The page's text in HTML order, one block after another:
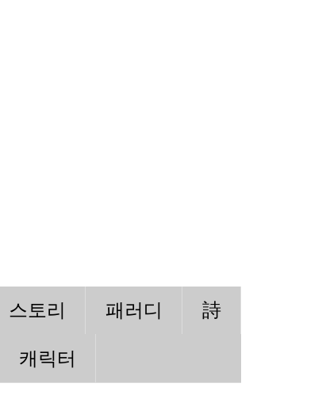
스토리 패러디 詩
캐릭터